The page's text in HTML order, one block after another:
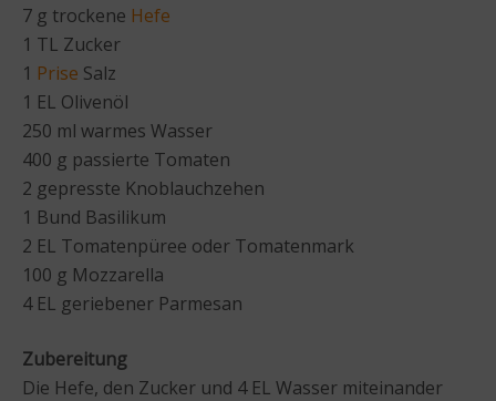
7 g trockene Hefe
1 TL Zucker
1 Prise Salz
1 EL Olivenöl
250 ml warmes Wasser
400 g passierte Tomaten
2 gepresste Knoblauchzehen
1 Bund Basilikum
2 EL Tomatenpüree oder Tomatenmark
100 g Mozzarella
4 EL geriebener Parmesan
Zubereitung
Die Hefe, den Zucker und 4 EL Wasser miteinander